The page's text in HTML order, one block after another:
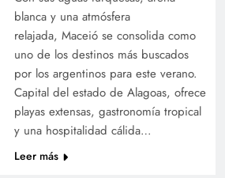
blanca y una atmósfera
relajada, Maceió se consolida como
uno de los destinos más buscados
por los argentinos para este verano.
Capital del estado de Alagoas, ofrece
playas extensas, gastronomía tropical
y una hospitalidad cálida…
Leer más